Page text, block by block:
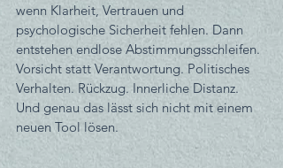
wenn Klarheit, Vertrauen und
psychologische Sicherheit fehlen. Dann
entstehen endlose Abstimmungsschleifen.
Vorsicht statt Verantwortung. Politisches
Verhalten. Rückzug. Innerliche Distanz.
Und genau das lässt sich nicht mit einem
neuen Tool lösen.